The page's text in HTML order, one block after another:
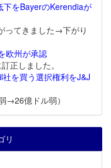
をBayerのKerendiaが
ってきました→下がり
欧州が承認
しました。
を買う選択権利をJ&J
→26億ドル弱）
リ